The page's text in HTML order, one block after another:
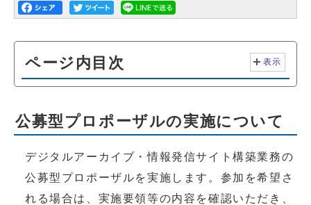
ページ内目次 表示
公募型プロポーザルの実施について
デジタルアーカイブ・情報発信サイト構築業務の
公募型プロポーザルを実施します。参加を希望さ
れる場合は、実施要領等の内容を確認いただき、